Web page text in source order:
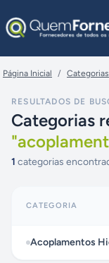
Página Inicial / Categorias
RESULTADOS DE
Categorias
"
1 categorias
CATEGORIA
Acoplamentos